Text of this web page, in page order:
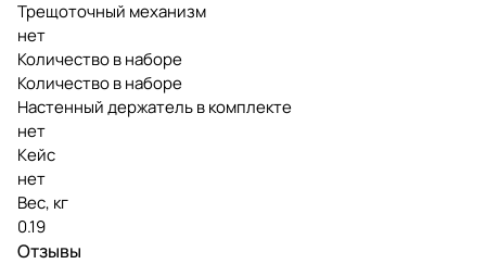
Трещоточный механизм
нет
Количество в наборе
Количество в наборе
Настенный держатель в комплекте
нет
Кейс
нет
Вес, кг
0.19
Отзывы